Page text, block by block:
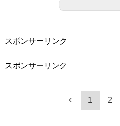
スポンサーリンク
スポンサーリンク
1 2